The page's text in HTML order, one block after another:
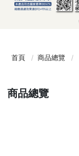
首頁 商品總覽
商品總覽